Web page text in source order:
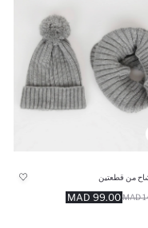
من قطعتين
99.00 MAD